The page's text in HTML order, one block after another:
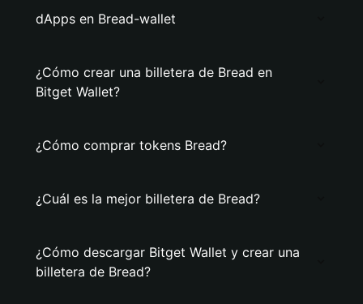
dApps en Bread-wallet
¿Cómo crear una billetera de Bread en
Bitget Wallet?
¿Cómo comprar tokens Bread?
¿Cuál es la mejor billetera de Bread?
¿Cómo descargar Bitget Wallet y crear una
billetera de Bread?